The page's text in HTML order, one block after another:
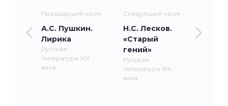
Предыдущий урок
А.С. Пушкин.
Лирика
Русская
литература XIX
века
Следующий урок
Н.С. Лесков.
«Старый
гений»
Русская
литература XIX
века